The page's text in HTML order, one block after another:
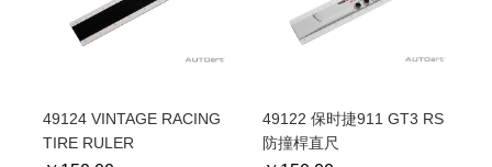
49124 VINTAGE RACING
TIRE RULER
49122 保时捷911 GT3 RS
防撞桿直尺